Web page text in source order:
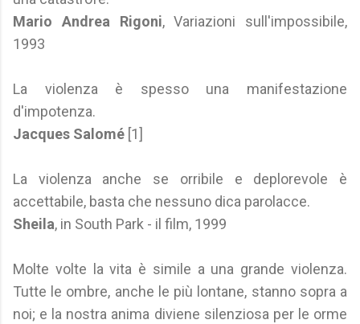
Mario Andrea Rigoni, Variazioni sull'impossibile,
1993
La violenza è spesso una manifestazione
d'impotenza.
Jacques Salomé [1]
La violenza anche se orribile e deplorevole è
accettabile, basta che nessuno dica parolacce.
Sheila, in South Park - il film, 1999
Molte volte la vita è simile a una grande violenza.
Tutte le ombre, anche le più lontane, stanno sopra a
noi; e la nostra anima diviene silenziosa per le orme